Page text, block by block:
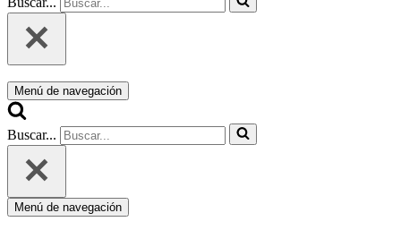
Menú de navegación
Buscar...
Menú de navegación